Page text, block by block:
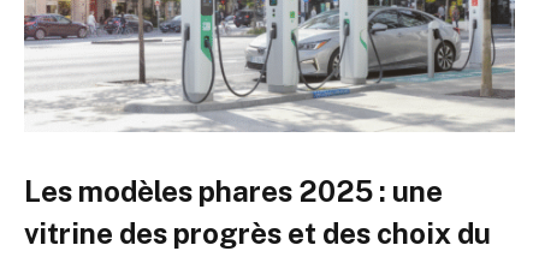
Les modèles phares 2025 : une
vitrine des progrès et des choix du